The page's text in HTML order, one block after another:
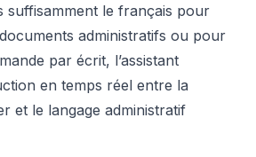
suffisamment le français pour
administratifs ou pour
par écrit, l’assistant
en temps réel entre la
et le langage administratif